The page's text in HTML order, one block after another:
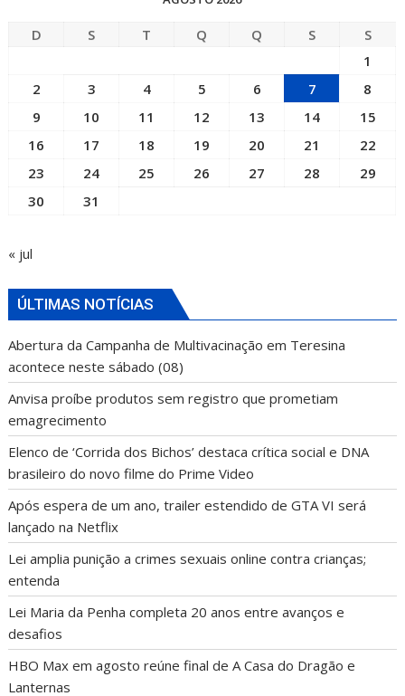
D S T Q Q S
S
1
2
3 4 5 6 7
8
9
10 11 12 13 14
15
16
17 18 19 20 21
22
23
24 25 26 27 28
29
30
31
« jul
ÚLTIMAS NOTÍCIAS
Abertura da Campanha de Multivacinação em Teresina
acontece neste sábado (08)
Anvisa proíbe produtos sem registro que prometiam
emagrecimento
Elenco de ‘Corrida dos Bichos’ destaca crítica social e DNA
brasileiro do novo filme do Prime Video
Após espera de um ano, trailer estendido de GTA VI será
lançado na Netflix
Lei amplia punição a crimes sexuais online contra crianças;
entenda
Lei Maria da Penha completa 20 anos entre avanços e
desafios
HBO Max em agosto reúne final de A Casa do Dragão e
Lanternas